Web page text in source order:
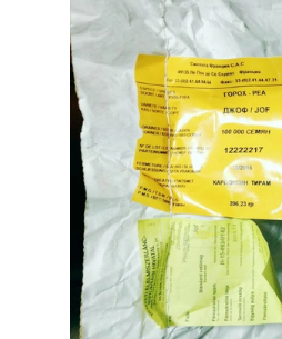
Кабачок
Кукуруза
Капуста
Морковь
Патиссон